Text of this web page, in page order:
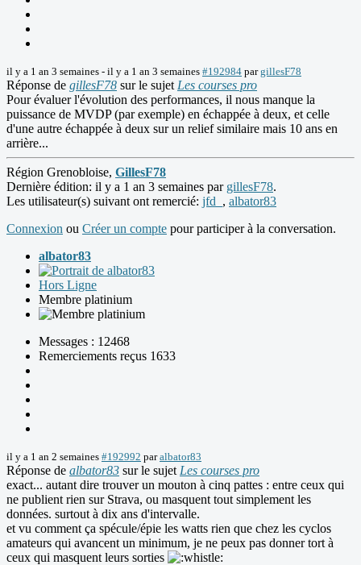
il y a 1 an 3 semaines - il y a 1 an 3 semaines #192984 pargillesF78
Réponse de gillesF78 sur le sujet Les courses pro
Pour évaluer l'évolution des performances, il nous manque la
puissance de MVDP (par exemple) en échappée à deux, et celle
d'une autre échappée à deux sur un relief similaire mais 10 ans en
arrière...
Région Grenobloise, GillesF78
Dernière édition: il y a 1 an 3 semaines par gillesF78.
Les utilisateur(s) suivant ont remercié: jfd_ , albator83
Connexion ou Créer un compte pour participer à la conversation.
albator83
Hors Ligne
Membre platinium
Messages : 12468
Remerciements reçus 1633
il y a 1 an 2 semaines #192992 paralbator83
Réponse de albator83 sur le sujet Les courses pro
exact... autant dire trouver un mouton à cinq pattes : entre ceux qui
ne publient rien sur Strava, ou masquent tout simplement les
données. surtout à dix ans d'intervalle.
et vu comment ça spécule/épie les watts rien que chez les cyclos
amateurs qui avancent un minimum, je ne peux pas donner tort à
ceux qui masquent leurs sorties